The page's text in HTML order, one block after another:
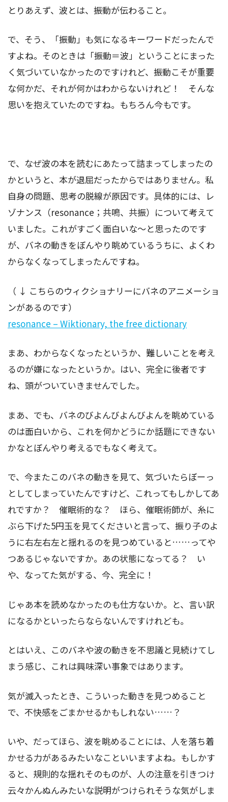
とりあえず、波とは、振動が伝わること。
で、そう、「振動」も気になるキーワードだったんで
すよね。そのときは「振動＝波」ということにまった
く気づいていなかったのですけれど、振動こそが重要
な何かだ、それが何かはわからないけれど！ そんな
思いを抱えていたのですね。もちろん今もです。
で、なぜ波の本を読むにあたって詰まってしまったの
かというと、本が退屈だったからではありません。私
自身の問題、思考の脱線が原因です。具体的には、レ
ゾナンス（resonance；共鳴、共振）について考えて
いました。これがすごく面白いな～と思ったのです
が、バネの動きをぼんやり眺めているうちに、よくわ
からなくなってしまったんですね。
（ ↓ こちらのウィクショナリーにバネのアニメーショ
ンがあるのです）
resonance – Wiktionary, the free dictionary
まあ、わからなくなったというか、難しいことを考え
るのが嫌になったというか。はい、完全に後者です
ね、頭がついていきませんでした。
まあ、でも、バネのびよんびよんびよんを眺めている
のは面白いから、これを何かどうにか話題にできない
かなとぼんやり考えるでもなく考えて。
で、今またこのバネの動きを見て、気づいたらぼーっ
としてしまっていたんですけど、これってもしかしてあ
れですか？ 催眠術的な？ ほら、催眠術師が、糸に
ぶら下げた5円玉を見てくださいと言って、振り子のよ
うに右左右左と揺れるのを見つめていると……ってや
つあるじゃないですか。あの状態になってる？ い
や、なってた気がする、今、完全に！
じゃあ本を読めなかったのも仕方ないか。と、言い訳
になるかといったらならないんですけれども。
とはいえ、このバネや波の動きを不思議と見続けてし
まう感じ、これは興味深い事象ではあります。
気が滅入ったとき、こういった動きを見つめること
で、不快感をごまかせるかもしれない……？
いや、だってほら、波を眺めることには、人を落ち着
かせる力があるみたいなこといいますよね。もしかす
ると、規則的な揺れそのものが、人の注意を引きつけ
云々かんぬんみたいな説明がつけられそうな気がしま